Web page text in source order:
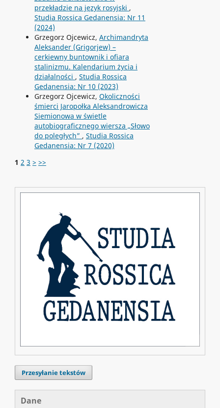
przekładzie na język rosyjski ,
Studia Rossica Gedanensia: Nr 11
(2024)
Grzegorz Ojcewicz, Archimandryta
Aleksander (Grigorjew) –
cerkiewny buntownik i ofiara
stalinizmu. Kalendarium życia i
działalności , Studia Rossica
Gedanensia: Nr 10 (2023)
Grzegorz Ojcewicz, Okoliczności
śmierci Jaropołka Aleksandrowicza
Siemionowa w świetle
autobiograficznego wiersza „Słowo
do poległych” , Studia Rossica
Gedanensia: Nr 7 (2020)
1 2 3 > >>
Przesyłanie tekstów
Dane